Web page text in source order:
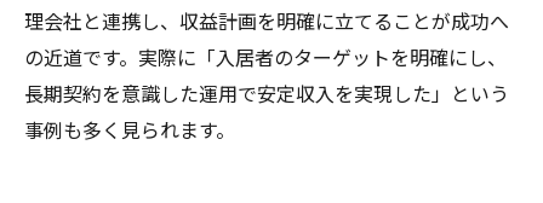
理会社と連携し、収益計画を明確に立てることが成功へ
の近道です。実際に「入居者のターゲットを明確にし、
長期契約を意識した運用で安定収入を実現した」という
事例も多く見られます。